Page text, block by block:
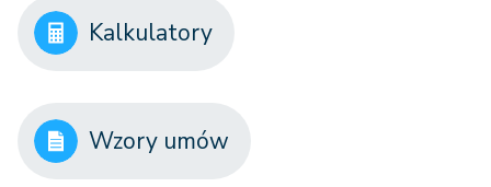
Kalkulatory
Wzory umów